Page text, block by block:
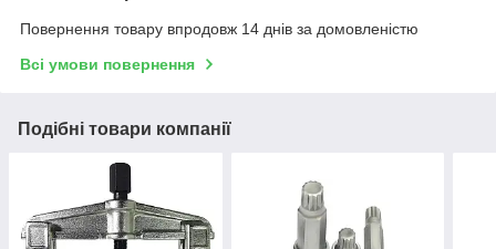
Повернення товару впродовж 14 днів за домовленістю
Всі умови повернення
Подібні товари компанії